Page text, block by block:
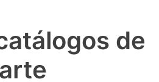
de
arte